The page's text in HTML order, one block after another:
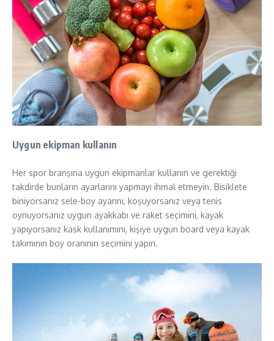
Uygun ekipman kullanın
Her spor branşına uygun ekipmanlar kullanın ve gerektiği
takdirde bunların ayarlarını yapmayı ihmal etmeyin. Bisiklete
biniyorsanız sele-boy ayarını, koşuyorsanız veya tenis
oynuyorsanız uygun ayakkabı ve raket seçimini, kayak
yapıyorsanız kask kullanımını, kişiye uygun board veya kayak
takımının boy oranının seçimini yapın.